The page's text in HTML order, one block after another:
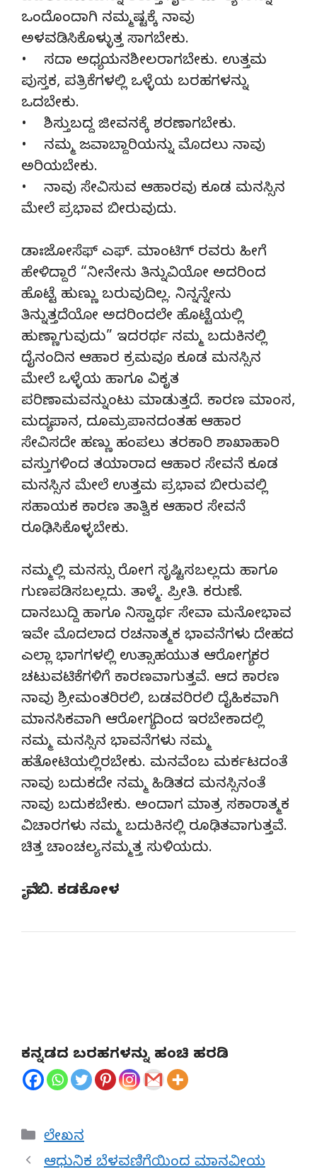
ಒಂದೊಂದಾಗಿ ನಮ್ಮಷ್ಟಕ್ಕೆ ನಾವು
ಅಳವಡಿಸಿಕೊಳ್ಳುತ್ತ ಸಾಗಬೇಕು.
• ಸದಾ ಅಧ್ಯಯನಶೀಲರಾಗಬೇಕು. ಉತ್ತಮ
ಪುಸ್ತಕ, ಪತ್ರಿಕೆಗಳಲ್ಲಿ ಒಳ್ಳೆಯ ಬರಹಗಳನ್ನು
ಒದಬೇಕು.
• ಶಿಸ್ತುಬದ್ದ ಜೀವನಕ್ಕೆ ಶರಣಾಗಬೇಕು.
• ನಮ್ಮ ಜವಾಬ್ದಾರಿಯನ್ನು ಮೊದಲು ನಾವು
ಅರಿಯಬೇಕು.
• ನಾವು ಸೇವಿಸುವ ಆಹಾರವು ಕೂಡ ಮನಸ್ಸಿನ
ಮೇಲೆ ಪ್ರಭಾವ ಬೀರುವುದು.
ಡಾಃಜೋಸೆಫ್ ಎಫ್. ಮಾಂಟಿಗ್ ರವರು ಹೀಗೆ
ಹೇಳಿದ್ದಾರೆ “ನೀನೇನು ತಿನ್ನುವಿಯೋ ಅದರಿಂದ
ಹೊಟ್ಟೆ ಹುಣ್ಣು ಬರುವುದಿಲ್ಲ. ನಿನ್ನನ್ನೇನು
ತಿನ್ನುತ್ತದೆಯೋ ಅದರಿಂದಲೇ ಹೊಟ್ಟೆಯಲ್ಲಿ
ಹುಣ್ಣಾಗುವುದು” ಇದರರ್ಥ ನಮ್ಮ ಬದುಕಿನಲ್ಲಿ
ದೈನಂದಿನ ಆಹಾರ ಕ್ರಮವೂ ಕೂಡ ಮನಸ್ಸಿನ
ಮೇಲೆ ಒಳ್ಳೆಯ ಹಾಗೂ ವಿಕೃತ
ಪರಿಣಾಮವನ್ನುಂಟು ಮಾಡುತ್ತದೆ. ಕಾರಣ ಮಾಂಸ,
ಮದ್ಯಪಾನ, ದೂಮ್ರಪಾನದಂತಹ ಆಹಾರ
ಸೇವಿಸದೇ ಹಣ್ಣು ಹಂಪಲು ತರಕಾರಿ ಶಾಖಾಹಾರಿ
ವಸ್ತುಗಳಿಂದ ತಯಾರಾದ ಆಹಾರ ಸೇವನೆ ಕೂಡ
ಮನಸ್ಸಿನ ಮೇಲೆ ಉತ್ತಮ ಪ್ರಭಾವ ಬೀರುವಲ್ಲಿ
ಸಹಾಯಕ ಕಾರಣ ತಾತ್ವಿಕ ಆಹಾರ ಸೇವನೆ
ರೂಢಿಸಿಕೊಳ್ಳಬೇಕು.
ನಮ್ಮಲ್ಲಿ ಮನಸ್ಸು ರೋಗ ಸೃಷ್ಟಿಸಬಲ್ಲದು ಹಾಗೂ
ಗುಣಪಡಿಸಬಲ್ಲದು. ತಾಳ್ಮೆ. ಪ್ರೀತಿ. ಕರುಣೆ.
ದಾನಬುದ್ದಿ ಹಾಗೂ ನಿಸ್ವಾರ್ಥ ಸೇವಾ ಮನೋಭಾವ
ಇವೇ ಮೊದಲಾದ ರಚನಾತ್ಮಕ ಭಾವನೆಗಳು ದೇಹದ
ಎಲ್ಲಾ ಭಾಗಗಳಲ್ಲಿ ಉತ್ಸಾಹಯುತ ಆರೋಗ್ಯಕರ
ಚಟುವಟಿಕೆಗಳಿಗೆ ಕಾರಣವಾಗುತ್ತವೆ. ಆದ ಕಾರಣ
ನಾವು ಶ್ರೀಮಂತರಿರಲಿ, ಬಡವರಿರಲಿ ದೈಹಿಕವಾಗಿ
ಮಾನಸಿಕವಾಗಿ ಆರೋಗ್ಯದಿಂದ ಇರಬೇಕಾದಲ್ಲಿ
ನಮ್ಮ ಮನಸ್ಸಿನ ಭಾವನೆಗಳು ನಮ್ಮ
ಹತೋಟಿಯಲ್ಲಿರಬೇಕು. ಮನವೆಂಬ ಮರ್ಕಟದಂತೆ
ನಾವು ಬದುಕದೇ ನಮ್ಮ ಹಿಡಿತದ ಮನಸ್ಸಿನಂತೆ
ನಾವು ಬದುಕಬೇಕು. ಅಂದಾಗ ಮಾತ್ರ ಸಕಾರಾತ್ಮಕ
ವಿಚಾರಗಳು ನಮ್ಮ ಬದುಕಿನಲ್ಲಿ ರೂಢಿತವಾಗುತ್ತವೆ.
ಚಿತ್ತ ಚಾಂಚಲ್ಯ ನಮ್ಮತ್ತ ಸುಳಿಯದು.
-ವೈ. ಬಿ. ಕಡಕೋಳ
ಕನ್ನಡದ ಬರಹಗಳನ್ನು ಹಂಚಿ ಹರಡಿ
Categories
ಲೇಖನ
ಆಧುನಿಕ ಬೆಳವಣಿಗೆಯಿಂದ ಮಾನವೀಯ